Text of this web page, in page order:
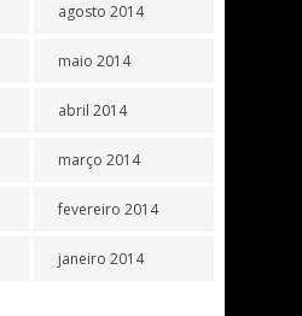
agosto 2014
maio 2014
abril 2014
março 2014
fevereiro 2014
janeiro 2014